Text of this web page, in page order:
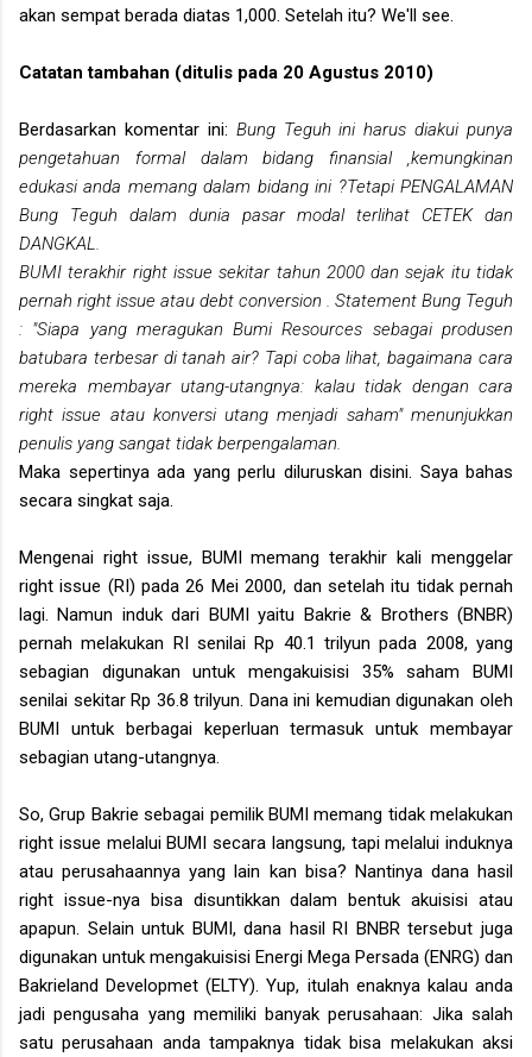
akan sempat berada diatas 1,000. Setelah itu? We'll see.
Catatan tambahan (ditulis pada 20 Agustus 2010)
Berdasarkan komentar ini: Bung Teguh ini harus diakui punya
pengetahuan formal dalam bidang finansial ,kemungkinan
edukasi anda memang dalam bidang ini ?Tetapi PENGALAMAN
Bung Teguh dalam dunia pasar modal terlihat CETEK dan
DANGKAL.
BUMI terakhir right issue sekitar tahun 2000 dan sejak itu tidak
pernah right issue atau debt conversion . Statement Bung Teguh
: "Siapa yang meragukan Bumi Resources sebagai produsen
batubara terbesar di tanah air? Tapi coba lihat, bagaimana cara
mereka membayar utang-utangnya: kalau tidak dengan cara
right issue atau konversi utang menjadi saham" menunjukkan
penulis yang sangat tidak berpengalaman.
Maka sepertinya ada yang perlu diluruskan disini. Saya bahas
secara singkat saja.
Mengenai right issue, BUMI memang terakhir kali menggelar
right issue (RI) pada 26 Mei 2000, dan setelah itu tidak pernah
lagi. Namun induk dari BUMI yaitu Bakrie & Brothers (BNBR)
pernah melakukan RI senilai Rp 40.1 trilyun pada 2008, yang
sebagian digunakan untuk mengakuisisi 35% saham BUMI
senilai sekitar Rp 36.8 trilyun. Dana ini kemudian digunakan oleh
BUMI untuk berbagai keperluan termasuk untuk membayar
sebagian utang-utangnya.
So, Grup Bakrie sebagai pemilik BUMI memang tidak melakukan
right issue melalui BUMI secara langsung, tapi melalui induknya
atau perusahaannya yang lain kan bisa? Nantinya dana hasil
right issue-nya bisa disuntikkan dalam bentuk akuisisi atau
apapun. Selain untuk BUMI, dana hasil RI BNBR tersebut juga
digunakan untuk mengakuisisi Energi Mega Persada (ENRG) dan
Bakrieland Developmet (ELTY). Yup, itulah enaknya kalau anda
jadi pengusaha yang memiliki banyak perusahaan: Jika salah
satu perusahaan anda tampaknya tidak bisa melakukan aksi